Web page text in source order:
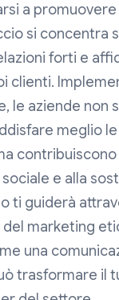
a
si concentra
forti e
clienti.
le aziende non
meglio
contribuiscono
e alla
ti guiderà
marketing
una
trasformare il